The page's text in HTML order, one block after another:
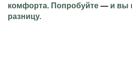
комфорта. Попробуйте — и вы
разницу.